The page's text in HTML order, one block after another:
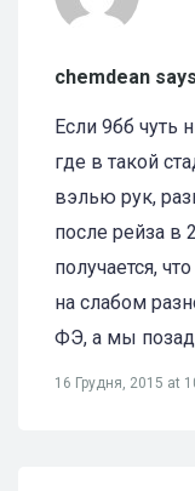
chemdean
Если 9бб чуть
где в такой
вэлью рук,
после рейза в
получается,
на слабом
ФЭ, а мы
16 Грудня, 2015 at